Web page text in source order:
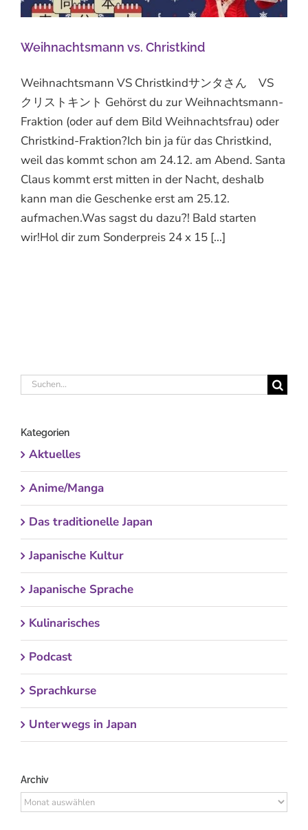
Weihnachtsmann vs. Christkind
Weihnachtsmann VS Christkindサンタさん VS
クリストキント Gehörst du zur Weihnachtsmann-
Fraktion (oder auf dem Bild Weihnachtsfrau) oder
Christkind-Fraktion?Ich bin ja für das Christkind,
weil das kommt schon am 24.12. am Abend. Santa
Claus kommt erst mitten in der Nacht, deshalb
kann man die Geschenke erst am 25.12.
aufmachen.Was sagst du dazu?! Bald starten
wir!Hol dir zum Sonderpreis 24 x 15 [...]
Suche
Kategorien
Aktuelles
Anime/Manga
Das traditionelle Japan
Japanische Kultur
Japanische Sprache
Kulinarisches
Podcast
Sprachkurse
Unterwegs in Japan
Archiv
Archiv